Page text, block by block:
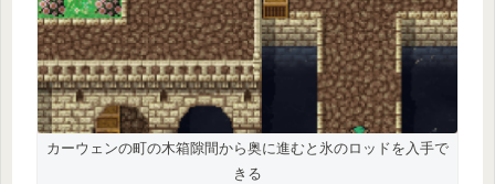
カーウェンの町の木箱隙間から奥に進むと氷のロッドを入手で
きる